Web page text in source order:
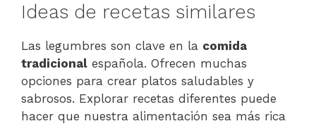
Ideas de recetas similares
Las legumbres son clave en la comida
tradicional española. Ofrecen muchas
opciones para crear platos saludables y
sabrosos. Explorar recetas diferentes puede
hacer que nuestra alimentación sea más rica